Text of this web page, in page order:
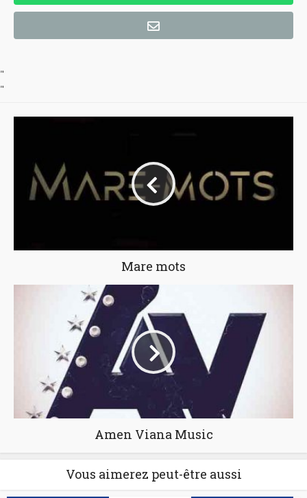
"
"
Mare mots
Amen Viana Music
Vous aimerez peut-être aussi